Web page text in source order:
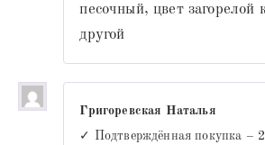
песочный, цвет
другой
Григоревская Наталья
✓ Подтверждённая покупка –